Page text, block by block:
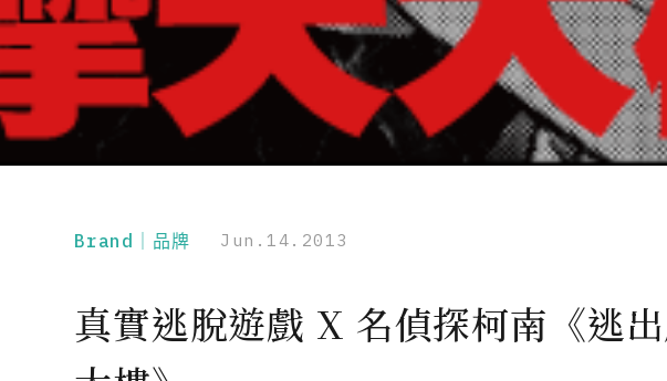
Brand｜品牌 Jun.14.2013
真實逃脫遊戲 X 名偵探柯南《逃